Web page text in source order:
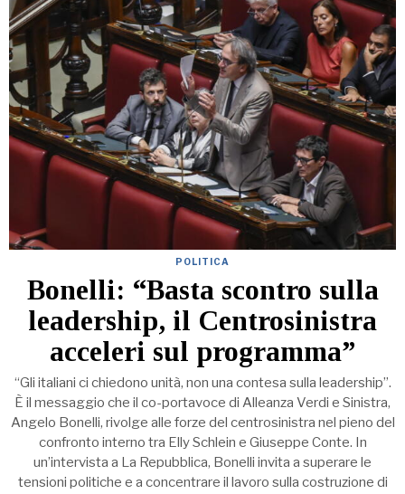
POLITICA
Bonelli: “Basta scontro sulla
leadership, il Centrosinistra
acceleri sul programma”
“Gli italiani ci chiedono unità, non una contesa sulla leadership”.
È il messaggio che il co-portavoce di Alleanza Verdi e Sinistra,
Angelo Bonelli, rivolge alle forze del centrosinistra nel pieno del
confronto interno tra Elly Schlein e Giuseppe Conte. In
un’intervista a La Repubblica, Bonelli invita a superare le
tensioni politiche e a concentrare il lavoro sulla costruzione di